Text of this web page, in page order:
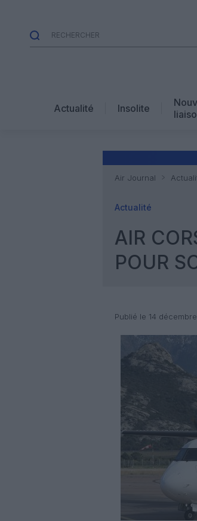
Actualité Insolite
Air Journal
Actualité
AIR
POUR
Publié le 14